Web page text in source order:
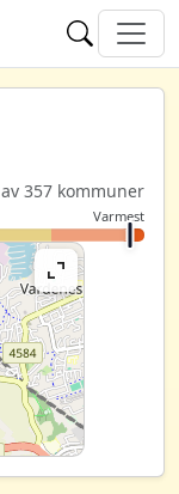
357 kommuner
Varmest